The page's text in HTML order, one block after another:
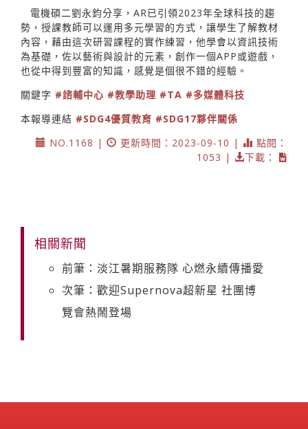
電機碩二劉永鈞分享，AR已引領2023年全球科技的趨
勢，授課教師可以運用多元學習的方式，讓學生了解教材
內容，藉由這次研習課程的實作練習，他學會以資訊技術
為基礎，佐以藝術與設計的元素，創作一個APP或遊戲，
也從中得到豐富的知識，感覺是個很不錯的經驗。
關鍵字 #諮輔中心 #教學助理 #TA #多媒體科技
本報導連結 #SDG4優質教育 #SDG17夥伴關係
NO.1168 |
更新時間：2023-09-10 |
點閱：
1053 |
下載：
相關新聞
前筆：淡江暑期服務隊 心燃永續傳播愛
次筆：歡迎Supernova超新星 社團博
覽會熱鬧登場